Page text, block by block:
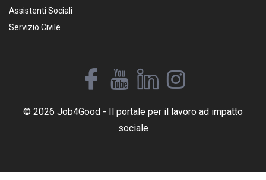
Assistenti Sociali
Servizio Civile
© 2026 Job4Good - Il portale per il lavoro ad impatto
sociale